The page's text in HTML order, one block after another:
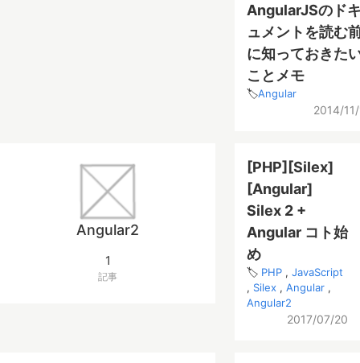
AngularJSのド
ュメントを読む
に知っておきた
ことメモ
Angular
2014/
Angular2
1
記事
[PHP][Silex]
[Angular]
Silex 2 +
Angular コト始
め
PHP
JavaScript
Silex
Angular
Angular2
2017/07/20